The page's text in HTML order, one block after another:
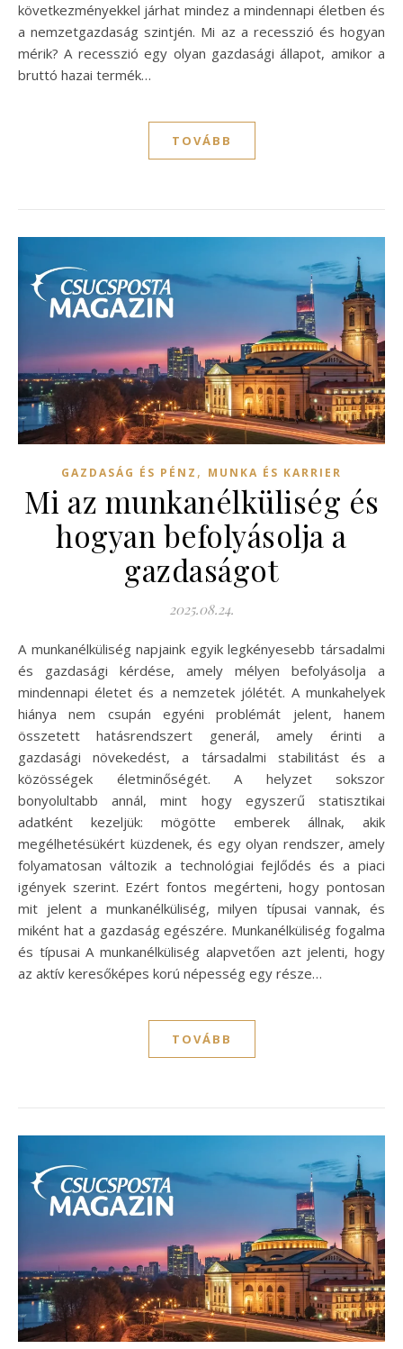
következményekkel járhat mindez a mindennapi életben és
a nemzetgazdaság szintjén. Mi az a recesszió és hogyan
mérik? A recesszió egy olyan gazdasági állapot, amikor a
bruttó hazai termék…
TOVÁBB
GAZDASÁG ÉS PÉNZ , MUNKA ÉS KARRIER
Mi az munkanélküliség és
hogyan befolyásolja a
gazdaságot
2025.08.24.
A munkanélküliség napjaink egyik legkényesebb társadalmi
és gazdasági kérdése, amely mélyen befolyásolja a
mindennapi életet és a nemzetek jólétét. A munkahelyek
hiánya nem csupán egyéni problémát jelent, hanem
összetett hatásrendszert generál, amely érinti a
gazdasági növekedést, a társadalmi stabilitást és a
közösségek életminőségét. A helyzet sokszor
bonyolultabb annál, mint hogy egyszerű statisztikai
adatként kezeljük: mögötte emberek állnak, akik
megélhetésükért küzdenek, és egy olyan rendszer, amely
folyamatosan változik a technológiai fejlődés és a piaci
igények szerint. Ezért fontos megérteni, hogy pontosan
mit jelent a munkanélküliség, milyen típusai vannak, és
miként hat a gazdaság egészére. Munkanélküliség fogalma
és típusai A munkanélküliség alapvetően azt jelenti, hogy
az aktív keresőképes korú népesség egy része…
TOVÁBB